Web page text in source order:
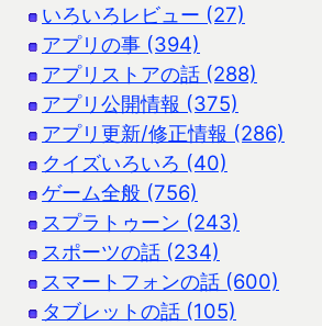
いろいろレビュー (27)
アプリの事 (394)
アプリストアの話 (288)
アプリ公開情報 (375)
アプリ更新/修正情報 (286)
クイズいろいろ (40)
ゲーム全般 (756)
スプラトゥーン (243)
スポーツの話 (234)
スマートフォンの話 (600)
タブレットの話 (105)